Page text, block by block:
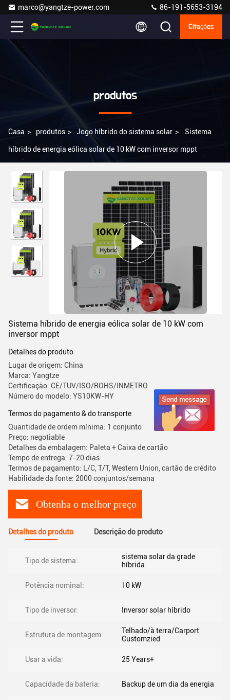
marco@yangtze-power.com 86-191-5653-3194
Citações
produtos
Casa > produtos > Jogo híbrido do sistema solar > Sistema
híbrido de energia eólica solar de 10 kW com inversor mppt
Sistema híbrido de energia eólica solar de 10 kW com
inversor mppt
Detalhes do produto
Lugar de origem: China
Marca: Yangtze
Certificação: CE/TUV/ISO/ROHS/INMETRO
Número do modelo: YS10KW-HY
Termos do pagamento & do transporte
Quantidade de ordem mínima: 1 conjunto
Preço: negotiable
Detalhes da embalagem: Paleta + Caixa de cartão
Tempo de entrega: 7-20 dias
Termos de pagamento: L/C, T/T, Western Union, cartão de crédito
Habilidade da fonte: 2000 conjuntos/semana
Obtenha o melhor preço
Detalhes do produto Descrição do produto
Tipo de sistema:
sistema solar da grade
híbrida
Potência nominal: 10 kW
Tipo de inversor: Inversor solar híbrido
Estrutura de montagem:
Telhado/à terra/Carport
Customzied
Usar a vida: 25 Years+
Capacidade da bateria: Backup de um dia da energia